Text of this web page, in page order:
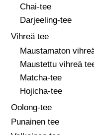
Chai-tee
Darjeeling-tee
Vihreä tee
Maustamaton
Maustettu vihreä
Matcha-tee
Hojicha-tee
Oolong-tee
Punainen tee